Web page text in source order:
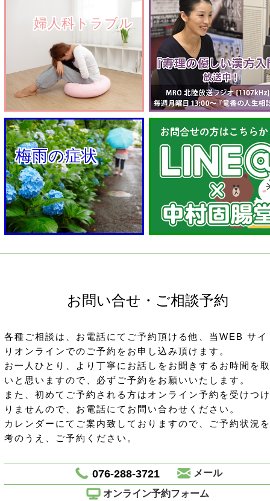
婦人科トラブル
  梅雨の症状
お問い合せ・ご相談予約
各種ご相談は、お電話にてご予約頂ける他、当WEB サイ
りオンラインでのご予約をお申し込み頂けます。
お一人ひとり、より丁寧にお話しをお聞きするお時間を
いと思いますので、必ずご予約をお願いいたします。
また、初めてご予約される方はオンライン予約を受けつ
りませんので、お電話にてお問い合わせください。
カレンダーにてご案内致しておりますので、ご予約状況
考のうえ、ご予約ください。
076-288-3721
メール
オンライン予約フォーム